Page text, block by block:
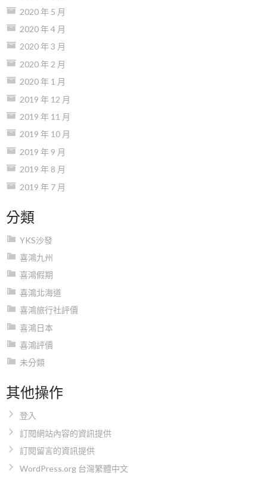
2020 年 5 月
2020 年 4 月
2020 年 3 月
2020 年 2 月
2020 年 1 月
2019 年 12 月
2019 年 11 月
2019 年 10 月
2019 年 9 月
2019 年 8 月
2019 年 7 月
分類
YKS沙發
喜鴻九州
喜鴻假期
喜鴻北海道
喜鴻旅行社評價
喜鴻日本
喜鴻評價
未分類
其他操作
登入
訂閱網站內容的資訊提供
訂閱留言的資訊提供
WordPress.org 台灣繁體中文